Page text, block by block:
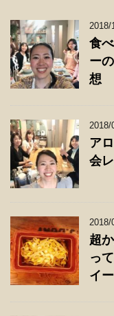
2018/
食
ー
想
2018/
ア
会
2018/
超
っ
イ